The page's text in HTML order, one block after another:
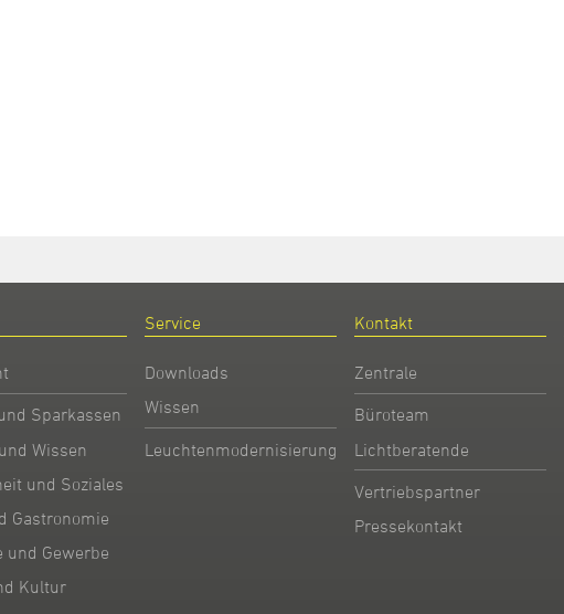
Sparkassen
Wissen
und Soziales
Gastronomie
und Gewerbe
Kultur
Service
Downloads
Wissen
Leuchtenmodernisierung
Kontakt
Zentrale
Büroteam
Lichtberatende
Vertriebspartner
Pressekontakt